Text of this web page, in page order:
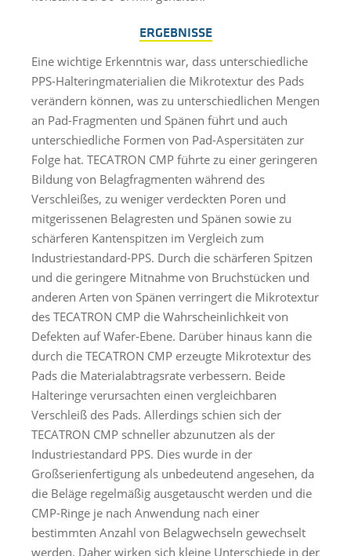
ERGEBNISSE
Eine wichtige Erkenntnis war, dass unterschiedliche
PPS-Halteringmaterialien die Mikrotextur des Pads
verändern können, was zu unterschiedlichen Mengen
an Pad-Fragmenten und Spänen führt und auch
unterschiedliche Formen von Pad-Aspersitäten zur
Folge hat. TECATRON CMP führte zu einer geringeren
Bildung von Belagfragmenten während des
Verschleißes, zu weniger verdeckten Poren und
mitgerissenen Belagresten und Spänen sowie zu
schärferen Kantenspitzen im Vergleich zum
Industriestandard-PPS. Durch die schärferen Spitzen
und die geringere Mitnahme von Bruchstücken und
anderen Arten von Spänen verringert die Mikrotextur
des TECATRON CMP die Wahrscheinlichkeit von
Defekten auf Wafer-Ebene. Darüber hinaus kann die
durch die TECATRON CMP erzeugte Mikrotextur des
Pads die Materialabtragsrate verbessern. Beide
Halteringe verursachten einen vergleichbaren
Verschleiß des Pads. Allerdings schien sich der
TECATRON CMP schneller abzunutzen als der
Industriestandard PPS. Dies wurde in der
Großserienfertigung als unbedeutend angesehen, da
die Beläge regelmäßig ausgetauscht werden und die
CMP-Ringe je nach Anwendung nach einer
bestimmten Anzahl von Belagwechseln gewechselt
werden. Daher wirken sich kleine Unterschiede in der